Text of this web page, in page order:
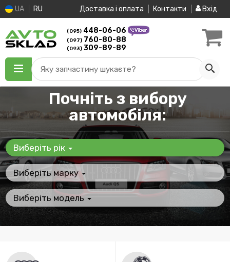
UA RU Доставка і оплата Контакти Вхід
(095) 448-06-06
(097) 760-80-88
(093) 309-89-89
Яку запчастину шукаєте?
Почніть з вибору
автомобіля:
Виберіть рік
Виберіть марку
Виберіть модель